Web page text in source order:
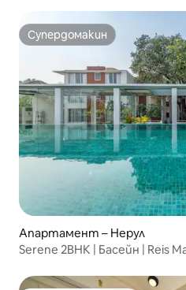
Супердомакин
Супердомакин
Апартамент – Нерул
Serene 2BHK | Басейн | Reis